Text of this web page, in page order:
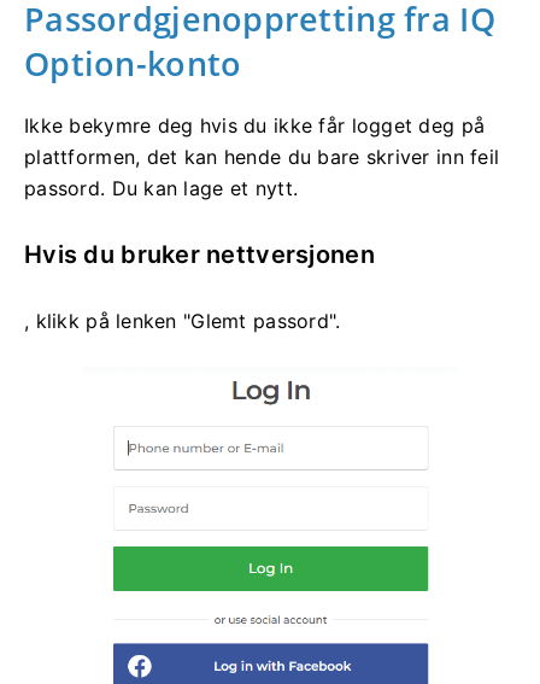
Passordgjenoppretting fra IQ
Option-konto
Ikke bekymre deg hvis du ikke får logget deg på
plattformen, det kan hende du bare skriver inn feil
passord. Du kan lage et nytt.
Hvis du bruker nettversjonen
, klikk på lenken "Glemt passord".